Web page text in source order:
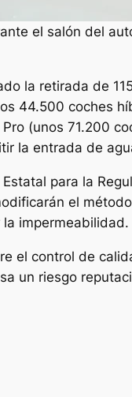
el salón del
la retirada de
44.500 coches
(unos 71.200
la entrada de
para la
el
impermeabilidad.
el control de
un riesgo